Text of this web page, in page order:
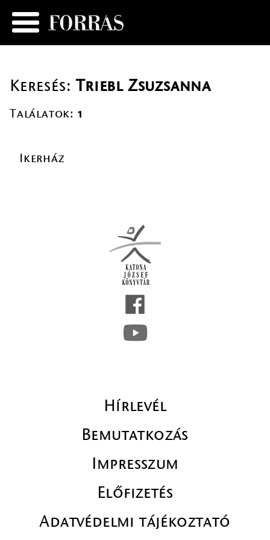
Keresés:Triebl Zsuzsanna
Találatok: 1
Ikerház
Hírlevél
Bemutatkozás
Impresszum
Előfizetés
Adatvédelmi tájékoztató